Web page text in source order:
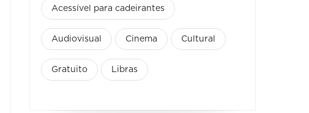
Acessível para cadeirantes
Audiovisual Cinema Cultural
Gratuito Libras